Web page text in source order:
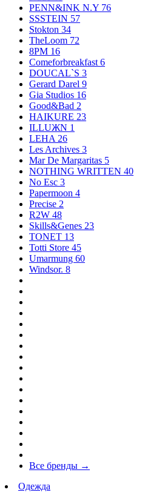
PENN&INK N.Y 76
SSSTEIN 57
Stokton 34
TheLoom 72
8PM 16
Comeforbreakfast 6
DOUCAL`S 3
Gerard Darel 9
Gia Studios 16
Good&Bad 2
HAIKURE 23
ILLUЖN 1
LEHA 26
Les Archives 3
Mar De Margaritas 5
NOTHING WRITTEN 40
No Esc 3
Papermoon 4
Precise 2
R2W 48
Skills&Genes 23
TONET 13
Totti Store 45
Umarmung 60
Windsor. 8
Все бренды →
Одежда